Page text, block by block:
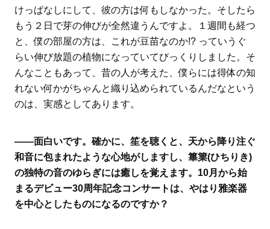
けっぱなしにして、彼の方は何もしなかった。そしたら
もう２日で芽の伸びが全然違うんですよ。１週間も経つ
と、僕の部屋の方は、これが豆苗なのか!? っていうぐ
らい伸び放題の植物になっていてびっくりしました。そ
んなこともあって、昔の人が考えた、僕らには得体の知
れない何かがちゃんと織り込められているんだなという
のは、実感としてあります。
――面白いです。確かに、笙を聴くと、天から降り注ぐ
和音に包まれたような心地がしますし、篳篥(ひちりき)
の独特の音のゆらぎには癒しを覚えます。10月から始
まるデビュー30周年記念コンサートは、やはり雅楽器
を中心としたものになるのですか？